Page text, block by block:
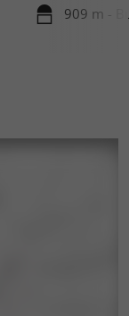
909 m -